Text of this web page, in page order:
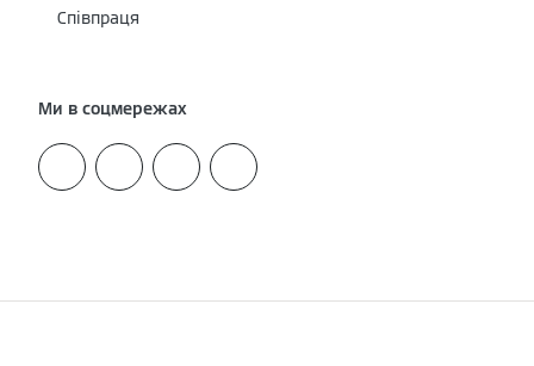
Співпраця
Ми в соцмережах